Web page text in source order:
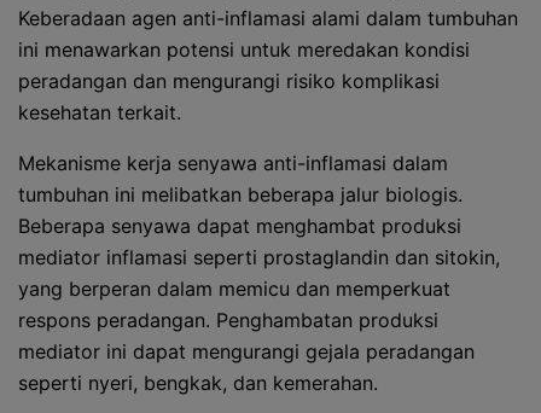
Keberadaan agen anti-inflamasi alami dalam tumbuhan
ini menawarkan potensi untuk meredakan kondisi
peradangan dan mengurangi risiko komplikasi
kesehatan terkait.
Mekanisme kerja senyawa anti-inflamasi dalam
tumbuhan ini melibatkan beberapa jalur biologis.
Beberapa senyawa dapat menghambat produksi
mediator inflamasi seperti prostaglandin dan sitokin,
yang berperan dalam memicu dan memperkuat
respons peradangan. Penghambatan produksi
mediator ini dapat mengurangi gejala peradangan
seperti nyeri, bengkak, dan kemerahan.